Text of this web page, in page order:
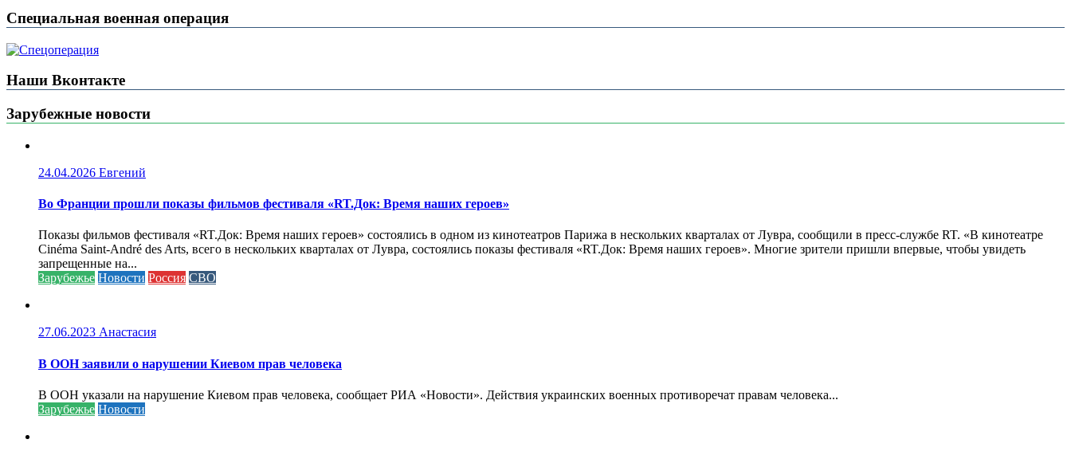
Специальная военная операция
Наши Вконтакте
Зарубежные новости
24.04.2026 Евгений
Во Франции прошли показы фильмов фестиваля «RT.Док: Время наших героев»
Показы фильмов фестиваля «RT.Док: Время наших героев» состоялись в одном из кинотеатров Парижа в нескольких кварталах от Лувра, сообщили в пресс-службе RT. «В кинотеатре
Cinéma Saint-André des Arts, всего в нескольких кварталах от Лувра, состоялись показы фестиваля «RT.Док: Время наших героев». Многие зрители пришли впервые, чтобы увидеть
запрещенные на...
Зарубежье Новости Россия СВО
27.06.2023 Анастасия
В ООН заявили о нарушении Киевом прав человека
В ООН указали на нарушение Киевом прав человека, сообщает РИА «Новости». Действия украинских военных противоречат правам человека...
Зарубежье Новости